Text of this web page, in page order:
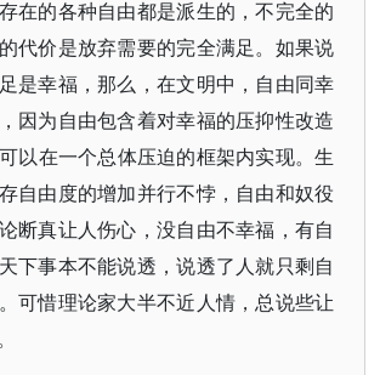
在的各种自由都是派生的，不完全的
代价是放弃需要的完全满足。如果说
是幸福，那么，在文明中，自由同幸
因为自由包含着对幸福的压抑性改造
以在一个总体压迫的框架内实现。生
自由度的增加并行不悖，自由和奴役
断真让人伤心，没自由不幸福，有自
下事本不能说透，说透了人就只剩自
可惜理论家大半不近人情，总说些让